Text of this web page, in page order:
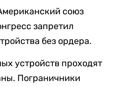
союз
запретил
без ордера.
устройств проходят
Пограничники